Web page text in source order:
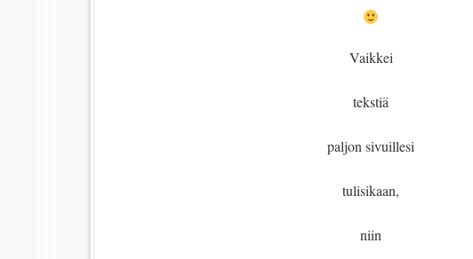
Vaikkei
tekstiä
paljon sivuillesi
tulisikaan,
niin